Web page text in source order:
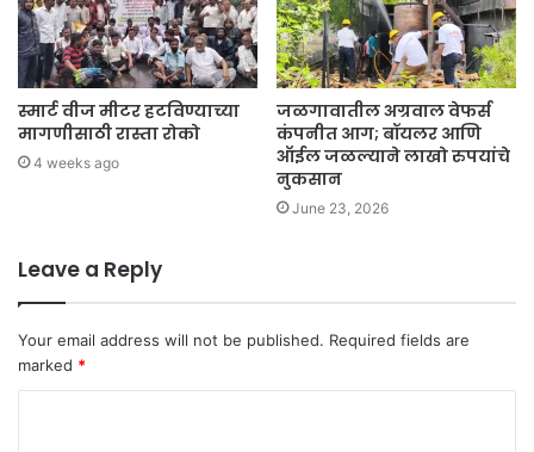
स्मार्ट वीज मीटर हटविण्याच्या
मागणीसाठी रास्ता रोको
4 weeks ago
जळगावातील अग्रवाल वेफर्स
कंपनीत आग; बॉयलर आणि
ऑईल जळल्याने लाखो रुपयांचे
नुकसान
June 23, 2026
Leave a Reply
Your email address will not be published. Required fields are
marked *